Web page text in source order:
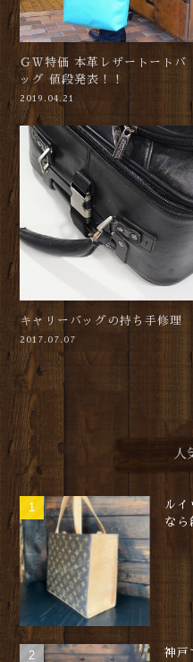
ＧＷ特価 本革レザートートバ
ッグ 値段発表！！
2019.04.21
キャリーバッグの持ち手修理
2017.07.07
人
ルイ
なら
神戸